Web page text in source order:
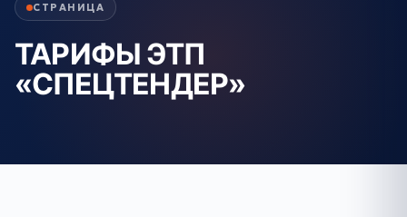
СТРАНИЦА
ТАРИФЫ ЭТП
«СПЕЦТЕНДЕР»